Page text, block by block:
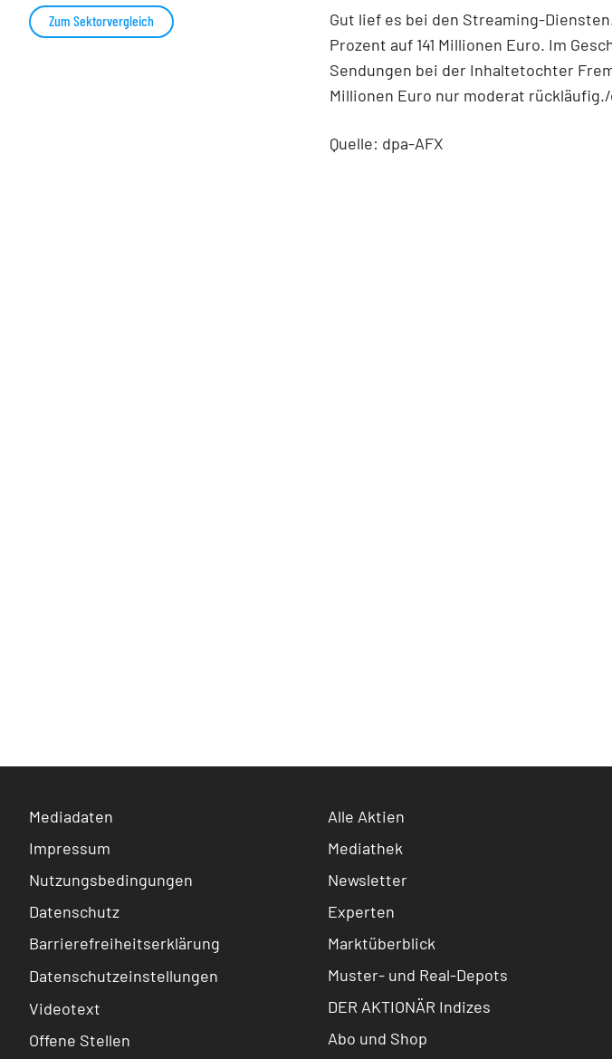
Gut lief es bei den Streaming-
Prozent auf 141 Millionen Euro. Im
Sendungen bei der Inhaltetochter
Millionen Euro nur moderat
Quelle: dpa-AFX
Zum Sektorvergleich
Mediadaten
Impressum
Nutzungsbedingungen
Datenschutz
Barrierefreiheitserklärung
Datenschutzeinstellungen
Videotext
Offene Stellen
Alle Aktien
Mediathek
Newsletter
Experten
Marktüberblick
Muster- und Real-Depots
DER AKTIONÄR Indizes
Abo und Shop